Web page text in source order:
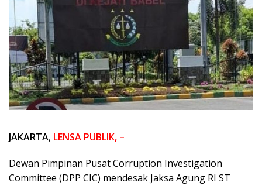
JAKARTA, LENSA PUBLIK, –
Dewan Pimpinan Pusat Corruption Investigation
Committee (DPP CIC) mendesak Jaksa Agung RI ST